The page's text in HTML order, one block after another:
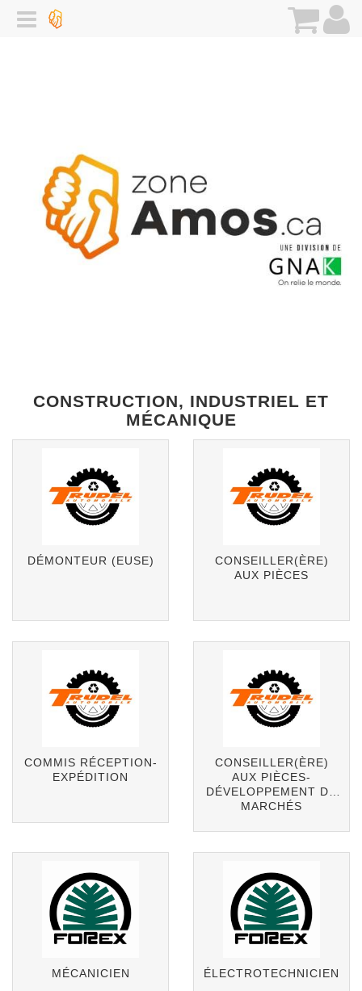
CONSTRUCTION, INDUSTRIEL ET
MÉCANIQUE
DÉMONTEUR (EUSE)
CONSEILLER(ÈRE)
AUX PIÈCES
COMMIS RÉCEPTION-
EXPÉDITION
CONSEILLER(ÈRE)
AUX PIÈCES-
DÉVELOPPEMENT DE
MARCHÉS
MÉCANICIEN ÉLECTROTECHNICIEN